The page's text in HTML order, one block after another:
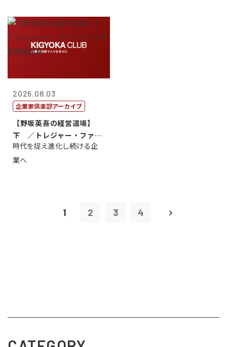
2026.08.03
企業家倶楽部アーカイブ
【野坂英吾の経営道場】
下 ／トレジャー・ファク
トリー社長野坂...
時代を捉え進化し続ける企
業へ
1 2 3 4